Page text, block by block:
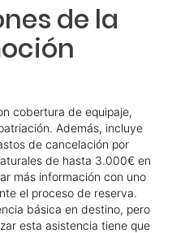
de la
cobertura de equipaje,
Además, incluye
de cancelación por
de hasta 3.000€ en
más información con uno
el proceso de reserva.
básica en destino, pero
esta asistencia tiene que